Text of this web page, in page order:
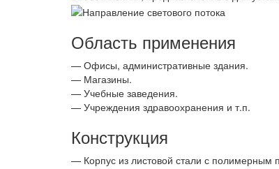
Область применения
— Офисы, административные здания.
— Магазины.
— Учебные заведения.
— Учреждения здравоохранения и т.п.
Конструкция
— Корпус из листовой стали с полимерным